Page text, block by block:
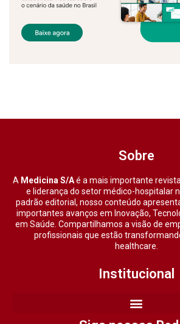
Sobre
A Medicina S/Aé a mais importante
e liderança do setor médico-hospitalar
padrão editorial, nosso conteúdo
importantes avanços em Inovação,
em Saúde. Compartilhamos a visão de
profissionais que estão
healthcare.
Institucional